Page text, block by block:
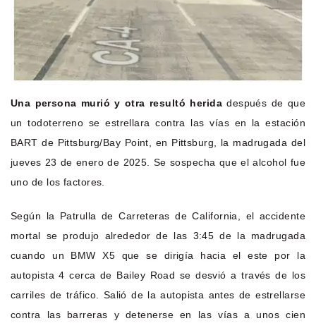
Una persona murió y otra resultó heridadespués de que
un todoterreno se estrellara contra las vías en la estación
BART de Pittsburg/Bay Point, en Pittsburg, la madrugada del
jueves 23 de enero de 2025. Se sospecha que el alcohol fue
uno de los factores.
Según la Patrulla de Carreteras de California, el accidente
mortal se produjo alrededor de las 3:45 de la madrugada
cuando un BMW X5 que se dirigía hacia el este por la
autopista 4 cerca de Bailey Road se desvió a través de los
carriles de tráfico. Salió de la autopista antes de estrellarse
contra las barreras y detenerse en las vías a unos cien